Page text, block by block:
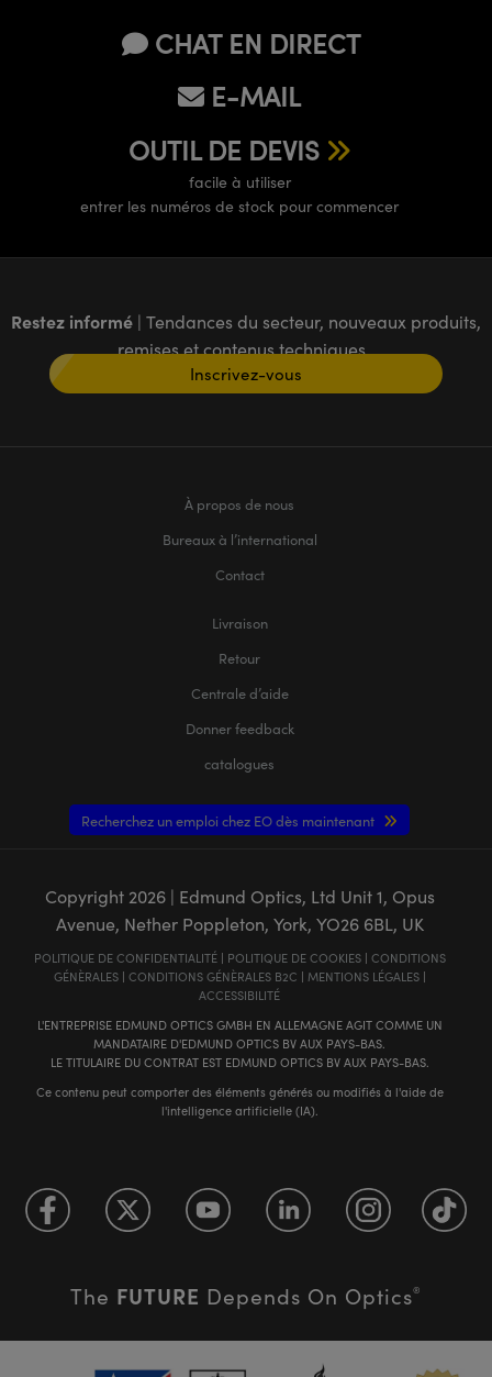
CHAT EN DIRECT
E-MAIL
OUTIL DE DEVIS
facile à utiliser
entrer les numéros de stock pour commencer
Restez informé | Tendances du secteur, nouveaux produits,
remises et contenus techniques
Inscrivez-vous
À propos de nous
Bureaux à l’international
Contact
Livraison
Retour
Centrale d’aide
Donner feedback
catalogues
Recherchez un emploi chez EO dès maintenant
Copyright 2026| Edmund Optics, Ltd Unit 1, Opus
Avenue, Nether Poppleton, York, YO26 6BL, UK
POLITIQUE DE CONFIDENTIALITÉ| POLITIQUE DE COOKIES| CONDITIONS
GÉNÈRALES| CONDITIONS GÉNÈRALES B2C | MENTIONS LÉGALES|
ACCESSIBILITÉ
L'ENTREPRISE EDMUND OPTICS GMBH EN ALLEMAGNE AGIT COMME UN
MANDATAIRE D'EDMUND OPTICS BV AUX PAYS-BAS.
LE TITULAIRE DU CONTRAT EST EDMUND OPTICS BV AUX PAYS-BAS.
Ce contenu peut comporter des éléments générés ou modifiés à l'aide de
l'intelligence artificielle (IA).
The FUTURE Depends On Optics®